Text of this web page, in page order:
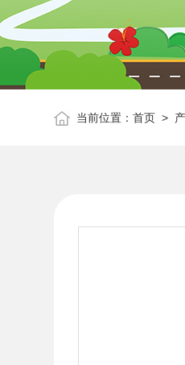
当前位置：首页 >